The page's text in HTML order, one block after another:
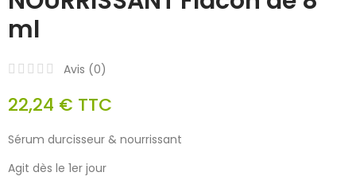
ml
Avis (0)
22,24 € TTC
Sérum durcisseur & nourrissant
Agit dès le 1er jour